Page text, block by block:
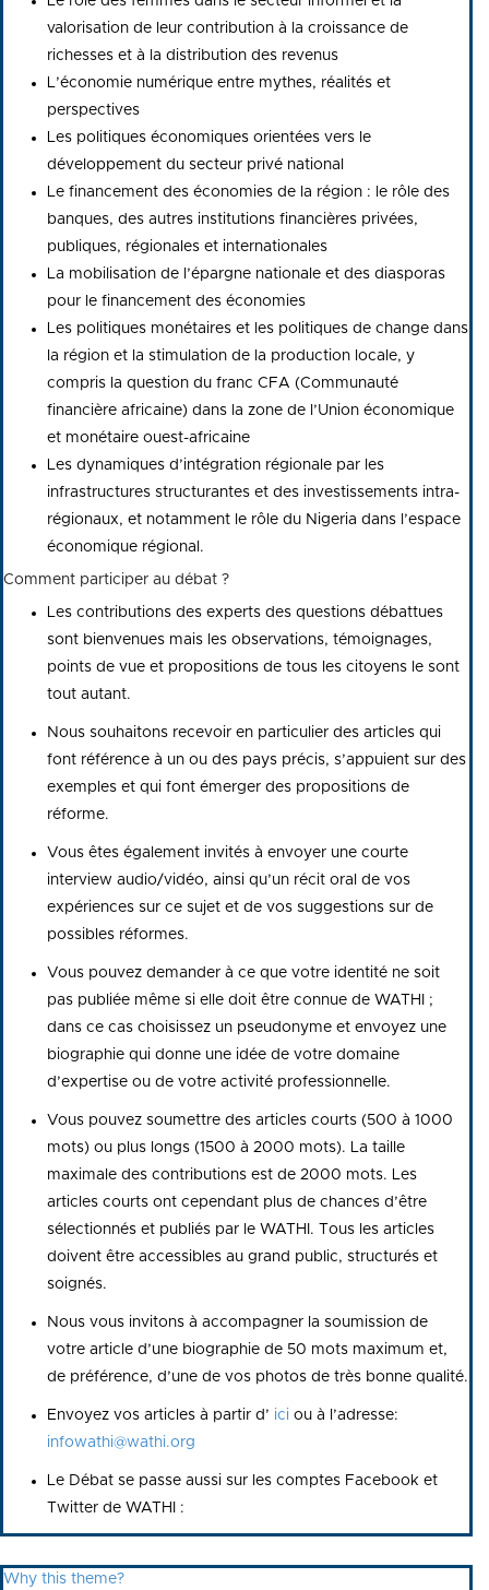
valorisation de leur contribution à la croissance de
richesses et à la distribution des revenus
L’économie numérique entre mythes, réalités et
perspectives
Les politiques économiques orientées vers le
développement du secteur privé national
Le financement des économies de la région : le rôle des
banques, des autres institutions financières privées,
publiques, régionales et internationales
La mobilisation de l’épargne nationale et des diasporas
pour le financement des économies
Les politiques monétaires et les politiques de change dans
la région et la stimulation de la production locale, y
compris la question du franc CFA (Communauté
financière africaine) dans la zone de l’Union économique
et monétaire ouest-africaine
Les dynamiques d’intégration régionale par les
infrastructures structurantes et des investissements intra-
régionaux, et notamment le rôle du Nigeria dans l’espace
économique régional.
Comment participer au débat ?
Les contributions des experts des questions débattues
sont bienvenues mais les observations, témoignages,
points de vue et propositions de tous les citoyens le sont
tout autant.
Nous souhaitons recevoir en particulier des articles qui
font référence à un ou des pays précis, s’appuient sur des
exemples et qui font émerger des propositions de
réforme.
Vous êtes également invités à envoyer une courte
interview audio/vidéo, ainsi qu’un récit oral de vos
expériences sur ce sujet et de vos suggestions sur de
possibles réformes.
Vous pouvez demander à ce que votre identité ne soit
pas publiée même si elle doit être connue de WATHI ;
dans ce cas choisissez un pseudonyme et envoyez une
biographie qui donne une idée de votre domaine
d’expertise ou de votre activité professionnelle.
Vous pouvez soumettre des articles courts (500 à 1000
mots) ou plus longs (1500 à 2000 mots). La taille
maximale des contributions est de 2000 mots. Les
articles courts ont cependant plus de chances d’être
sélectionnés et publiés par le WATHI. Tous les articles
doivent être accessibles au grand public, structurés et
soignés.
Nous vous invitons à accompagner la soumission de
votre article d’une biographie de 50 mots maximum et,
de préférence, d’une de vos photos de très bonne qualité.
Envoyez vos articles à partir d’ ici ou à l’adresse:
infowathi@wathi.org
Le Débat se passe aussi sur les comptes Facebook et
Twitter de WATHI :
Why this theme?